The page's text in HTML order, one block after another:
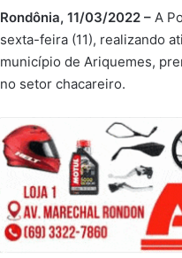
Rondônia, 11/03/2022 – A
sexta-feira (11), realizando
município de Ariquemes,
no setor chacareiro.